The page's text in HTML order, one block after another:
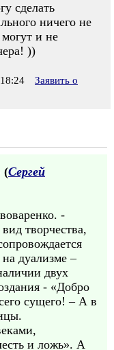
сделать
ничего не
и не
))
Заявить о
(Сергей
-
творчества,
дуализме –
двух
- «Добро
сущего! – А в
и ложь». А